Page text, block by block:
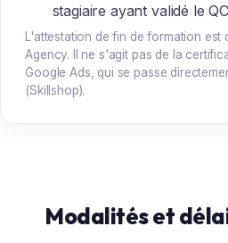
stagiaire ayant validé le
L'attestation de fin de formation est
Agency. Il ne s'agit pas de la
Google Ads, qui se passe
(Skillshop).
Modalités et